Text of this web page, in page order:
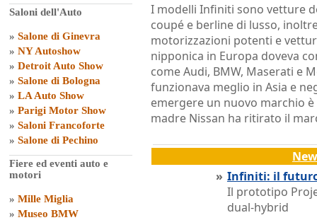
Saloni dell'Auto
» Salone di Ginevra
» NY Autoshow
» Detroit Auto Show
» Salone di Bologna
» LA Auto Show
» Parigi Motor Show
» Saloni Francoforte
» Salone di Pechino
Fiere ed eventi auto e
motori
» Mille Miglia
» Museo BMW
I modelli Infiniti sono vetture
coupé e berline di lusso,
motorizzazioni potenti e
nipponica in Europa doveva
come Audi, BMW, Maserati e
funzionava meglio in Asia e
emergere un nuovo marchio
madre Nissan ha ritirato il
» Infiniti: il
Il prototipo
dual-hybrid